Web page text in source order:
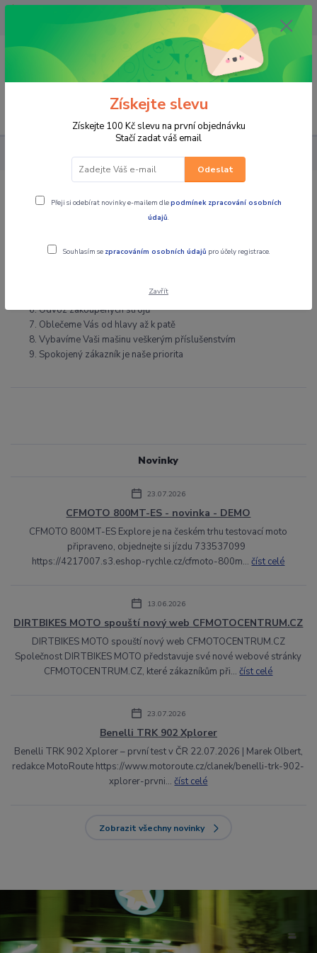
OPAVA 733537099/HLUČÍN
734541648/OLOMOUC 734593593
0,00 CZK
Proč koupit u nás
Novinky
23.07.2026
CFMOTO 800MT-ES - novinka - DEMO
CFMOTO 800MT-ES Explore je na českém trhu testovací moto
připraveno, objednejte si jízdu 733537099
https://4217007.s3.eshop-rychle.cz/cfmoto-800m...číst celé
13.06.2026
DIRTBIKES MOTO spouští nový web CFMOTOCENTRUM.CZ
DIRTBIKES MOTO spouští nový web CFMOTOCENTRUM.CZ
Společnost DIRTBIKES MOTO představuje své nové webové stránky
CFMOTOCENTRUM.CZ, které zákazníkům při...číst celé
23.07.2026
Benelli TRK 902 Xplorer
Benelli TRK 902 Xplorer – první test v ČR 22.07.2026 | Marek Olbert,
redakce MotoRoute https://www.motoroute.cz/clanek/benelli-trk-902-
xplorer-prvni...číst celé
Zobrazit všechny novinky
Proč koupit u nás
Proškolení prodejci (všichni aktivně jezdíme)
Pojištění vozidel dle Vašich požadavků (všechny pojišťovny)
Odvoz zakoupených strojů
Oblečeme Vás od hlavy až k patě
Vybavíme Vaši mašinu veškerým příslušenstvím
Spokojený zákazník je naše priorita
Získejte slevu
Získejte 100 Kč slevu na první objednávku
Stačí zadat váš email
Odeslat
Přeji si odebírat novinky e-mailem dlepodmínek zpracování osobních
údajů.
Souhlasím se zpracováním osobních údajů pro účely registrace.
Zavřít